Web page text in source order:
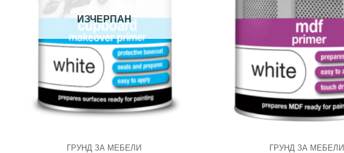
ИЗЧЕРПАН
ГРУНД ЗА МЕБЕЛИ ГРУНД ЗА МЕБЕЛИ